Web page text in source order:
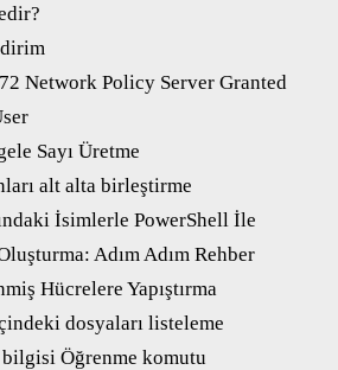
Network Policy Server Granted
Sayı Üretme
alt alta birleştirme
İsimlerle PowerShell İle
Adım Adım Rehber
Hücrelere Yapıştırma
dosyaları listeleme
Öğrenme komutu